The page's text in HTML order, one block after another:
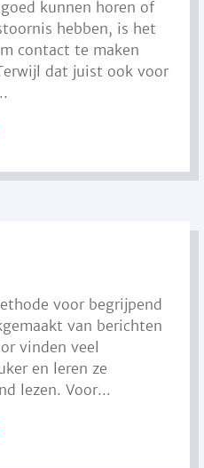
kunnen horen of
hebben, is het
contact te maken
dat juist ook voor
voor begrijpend
van berichten
vinden veel
en leren ze
lezen. Voor...